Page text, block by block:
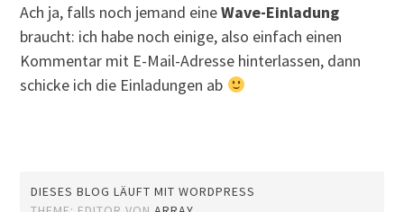
Ach ja, falls noch jemand eineWave-Einladung
braucht: ich habe noch einige, also einfach einen
Kommentar mit E-Mail-Adresse hinterlassen, dann
schicke ich die Einladungen ab
DIESES BLOG LÄUFT MIT WORDPRESS